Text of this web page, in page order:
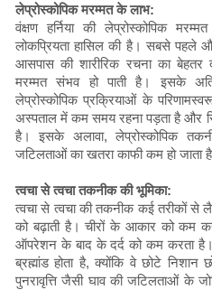
लेप्रोस्कोपिक मरम्मत के लाभ:
वंक्षण हर्निया की लेप्रोस्कोपिक
लोकप्रियता हासिल की है। सबसे पहले
आसपास की शारीरिक रचना का
मरम्मत संभव हो पाती है। इसके
लेप्रोस्कोपिक प्रक्रियाओं के
अस्पताल में कम समय रहना पड़ता है और
है। इसके अलावा, लेप्रोस्कोपिक
जटिलताओं का खतरा काफी कम हो जाता
त्वचा से त्वचा तकनीक की भूमिका:
त्वचा से त्वचा की तकनीक कई तरीकों से
को बढ़ाती है। चीरों के आकार को
ऑपरेशन के बाद के दर्द को कम करता है।
ब्रह्मांड होता है, क्योंकि वे छोटे
पुनरावृत्ति जैसी घाव की जटिलताओं के